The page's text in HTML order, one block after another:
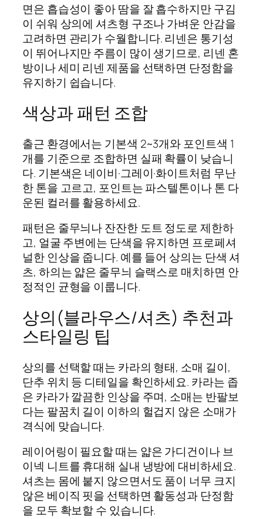
면은 흡습성이 좋아 땀을 잘 흡수하지만 구김
이 쉬워 상의에 셔츠형 구조나 가벼운 안감을
고려하면 관리가 수월합니다. 리넨은 통기성
이 뛰어나지만 주름이 많이 생기므로, 리넨 혼
방이나 세미 리넨 제품을 선택하면 단정함을
유지하기 쉽습니다.
색상과 패턴 조합
출근 환경에서는 기본색 2~3개와 포인트색 1
개를 기준으로 조합하면 실패 확률이 낮습니
다. 기본색은 네이비·그레이·화이트처럼 무난
한 톤을 고르고, 포인트는 파스텔톤이나 톤 다
운된 컬러를 활용하세요.
패턴은 줄무늬나 잔잔한 도트 정도로 제한하
고, 얼굴 주변에는 단색을 유지하면 프로페셔
널한 인상을 줍니다. 예를 들어 상의는 단색 셔
츠, 하의는 얇은 줄무늬 슬랙스로 매치하면 안
정적인 균형을 이룹니다.
상의(블라우스/셔츠) 추천과
스타일링 팁
상의를 선택할 때는 카라의 형태, 소매 길이,
단추 위치 등 디테일을 확인하세요. 카라는 좁
은 카라가 깔끔한 인상을 주며, 소매는 반팔보
다는 팔꿈치 길이 이하의 헐겁지 않은 소매가
격식에 맞습니다.
레이어링이 필요할 때는 얇은 가디건이나 브
이넥 니트를 휴대해 실내 냉방에 대비하세요.
셔츠는 몸에 붙지 않으면서도 품이 너무 크지
않은 베이직 핏을 선택하면 활동성과 단정함
을 모두 확보할 수 있습니다.